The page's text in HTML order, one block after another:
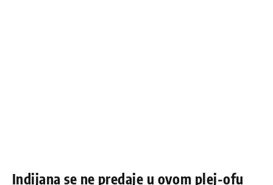
Indijana se ne predaje u ovom plej-ofu